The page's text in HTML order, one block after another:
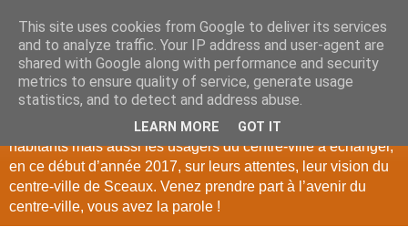
Parlons ensemble du
centre-ville
La Ville de Sceaux convie l’ensemble des habitantes et
habitants mais aussi les usagers du centre-ville à échanger,
en ce début d’année 2017, sur leurs attentes, leur vision du
centre-ville de Sceaux. Venez prendre part à l’avenir du
centre-ville, vous avez la parole !
This site uses cookies from Google to deliver its services
and to analyze traffic. Your IP address and user-agent are
shared with Google along with performance and security
metrics to ensure quality of service, generate usage
statistics, and to detect and address abuse.
LEARN MORE GOT IT